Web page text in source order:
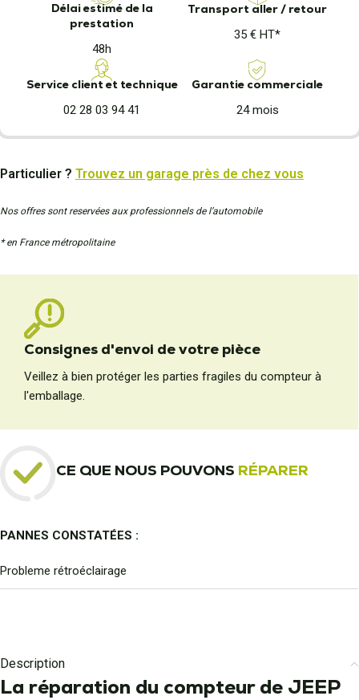
Délai estimé de la
prestation
48h
Transport aller / retour
35 € HT*
Service client et technique
02 28 03 94 41
Garantie commerciale
24 mois
Particulier ? Trouvez un garage près de chez vous
Nos offres sont reservées aux professionnels de l’automobile
* en France métropolitaine
Consignes d'envoi de votre pièce
Veillez à bien protéger les parties fragiles du compteur à
l'emballage.
CE QUE NOUS POUVONS RÉPARER
PANNES CONSTATÉES :
Probleme rétroéclairage
Description
La réparation du compteur de JEEP